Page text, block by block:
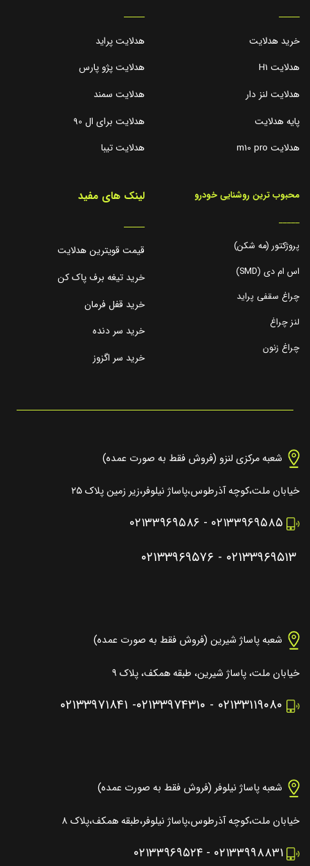
_____
خرید هدلایت
هدلایت H1
هدلایت لنز دار
پایه هدلایت
هدلایت m10 pro
_____
هدلایت پراید
هدلایت پژو پارس
هدلایت سمند
هدلایت برای ال 90
هدلایت تیبا
محبوب ترین روشنایی خودرو
_____
پروژکتور (مه شکن)
اس ام دی (SMD)
چراغ سقفی پراید
لنز چراغ
چراغ زنون
لینک های مفید
_____
قیمت قویترین هدلایت
خرید تیغه برف پاک کن
خرید قفل فرمان
خرید سر دنده
خرید سر اگزوز
شعبه مرکزی لنزو (فروش فقط به صورت عمده)
خیابان ملت،کوچه آذرطوس،پاساژ نیلوفر،زیر زمین پلاک ۲۵
۰۲۱۳۳۹۶۹۵۸۵ - ۰۲۱۳۳۹۶۹۵۸۶
۰۲۱۳۳۹۶۹۵۱۳ - ۰۲۱۳۳۹۶۹۵۷۶
شعبه پاساژ شیرین (فروش فقط به صورت عمده)
خیابان ملت، پاساژ شیرین، طبقه همکف، پلاک ۹
۰۲۱۳۳۱۱۹۰۸۰ - ۰۲۱۳۳۹۷۴۳۱۰- ۰۲۱۳۳۹۷۱۸۴۱
شعبه پاساژ نیلوفر (فروش فقط به صورت عمده)
خیابان ملت،کوچه آذرطوس،پاساژ نیلوفر،طبقه همکف،پلاک ۸
۰۲۱۳۳۹۹۸۸۳۱ - ۰۲۱۳۳۹۶۹۵۲۴